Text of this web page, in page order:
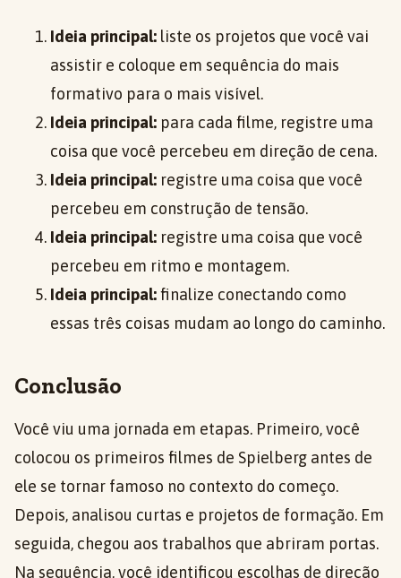
Ideia principal: liste os projetos que você vai
assistir e coloque em sequência do mais
formativo para o mais visível.
Ideia principal: para cada filme, registre uma
coisa que você percebeu em direção de cena.
Ideia principal: registre uma coisa que você
percebeu em construção de tensão.
Ideia principal: registre uma coisa que você
percebeu em ritmo e montagem.
Ideia principal:finalize conectando como
essas três coisas mudam ao longo do caminho.
Conclusão
Você viu uma jornada em etapas. Primeiro, você
colocou os primeiros filmes de Spielberg antes de
ele se tornar famoso no contexto do começo.
Depois, analisou curtas e projetos de formação. Em
seguida, chegou aos trabalhos que abriram portas.
Na sequência, você identificou escolhas de direção